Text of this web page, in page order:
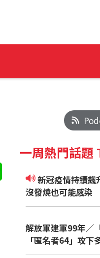
一周熱門話題
新冠疫情持續飆升 常見八大症狀
沒發燒也可能感染
解放軍建軍99年／
「匿名者64」攻下